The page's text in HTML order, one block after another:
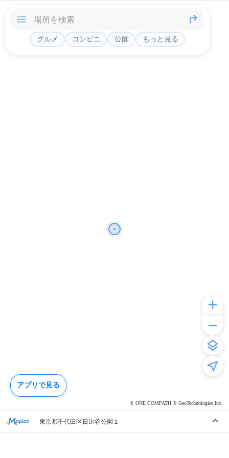
© ONE COMPATH © GeoTechnologies Inc.
グルメ コンビニ 公園 もっと見る
東京都千代田区日比谷公園１
アプリで見る